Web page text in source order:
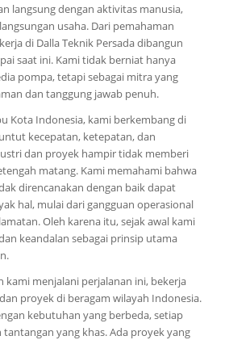
langsung dengan aktivitas manusia,
usaha. Dari pemahaman
di Dalla Teknik Persada dibangun
saat ini. Kami tidak berniat hanya
pompa, tetapi sebagai mitra yang
dan tanggung jawab penuh.
Kota Indonesia, kami berkembang di
kecepatan, ketepatan, dan
dan proyek hampir tidak memberi
matang. Kami memahami bahwa
direncanakan dengan baik dapat
hal, mulai dari gangguan operasional
Oleh karena itu, sejak awal kami
keandalan sebagai prinsip utama
kami menjalani perjalanan ini, bekerja
proyek di beragam wilayah Indonesia.
kebutuhan yang berbeda, setiap
yang khas. Ada proyek yang